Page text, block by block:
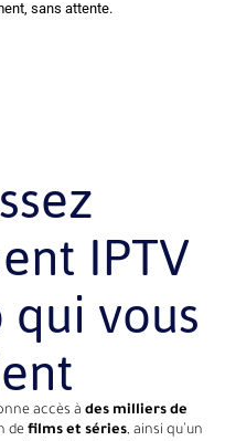
sans attente.
IPTV
vous
accès à des milliers de
de films et séries, ainsi qu’un